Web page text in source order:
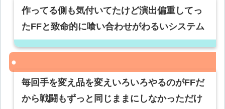
作ってる側も気付いてたけど演出偏重してっ
たFFと致命的に喰い合わせがわるいシステム
毎回手を変え品を変えいろいろやるのがFFだ
から戦闘もずっと同じままにしなかっただけ